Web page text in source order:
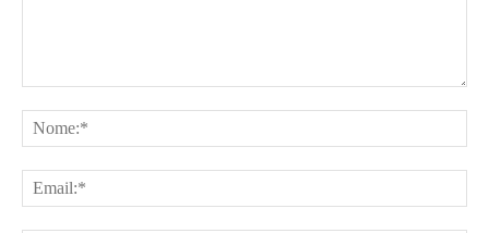
un
commento
=>
QUI